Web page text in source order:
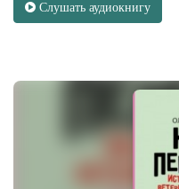
Слушать аудиокнигу